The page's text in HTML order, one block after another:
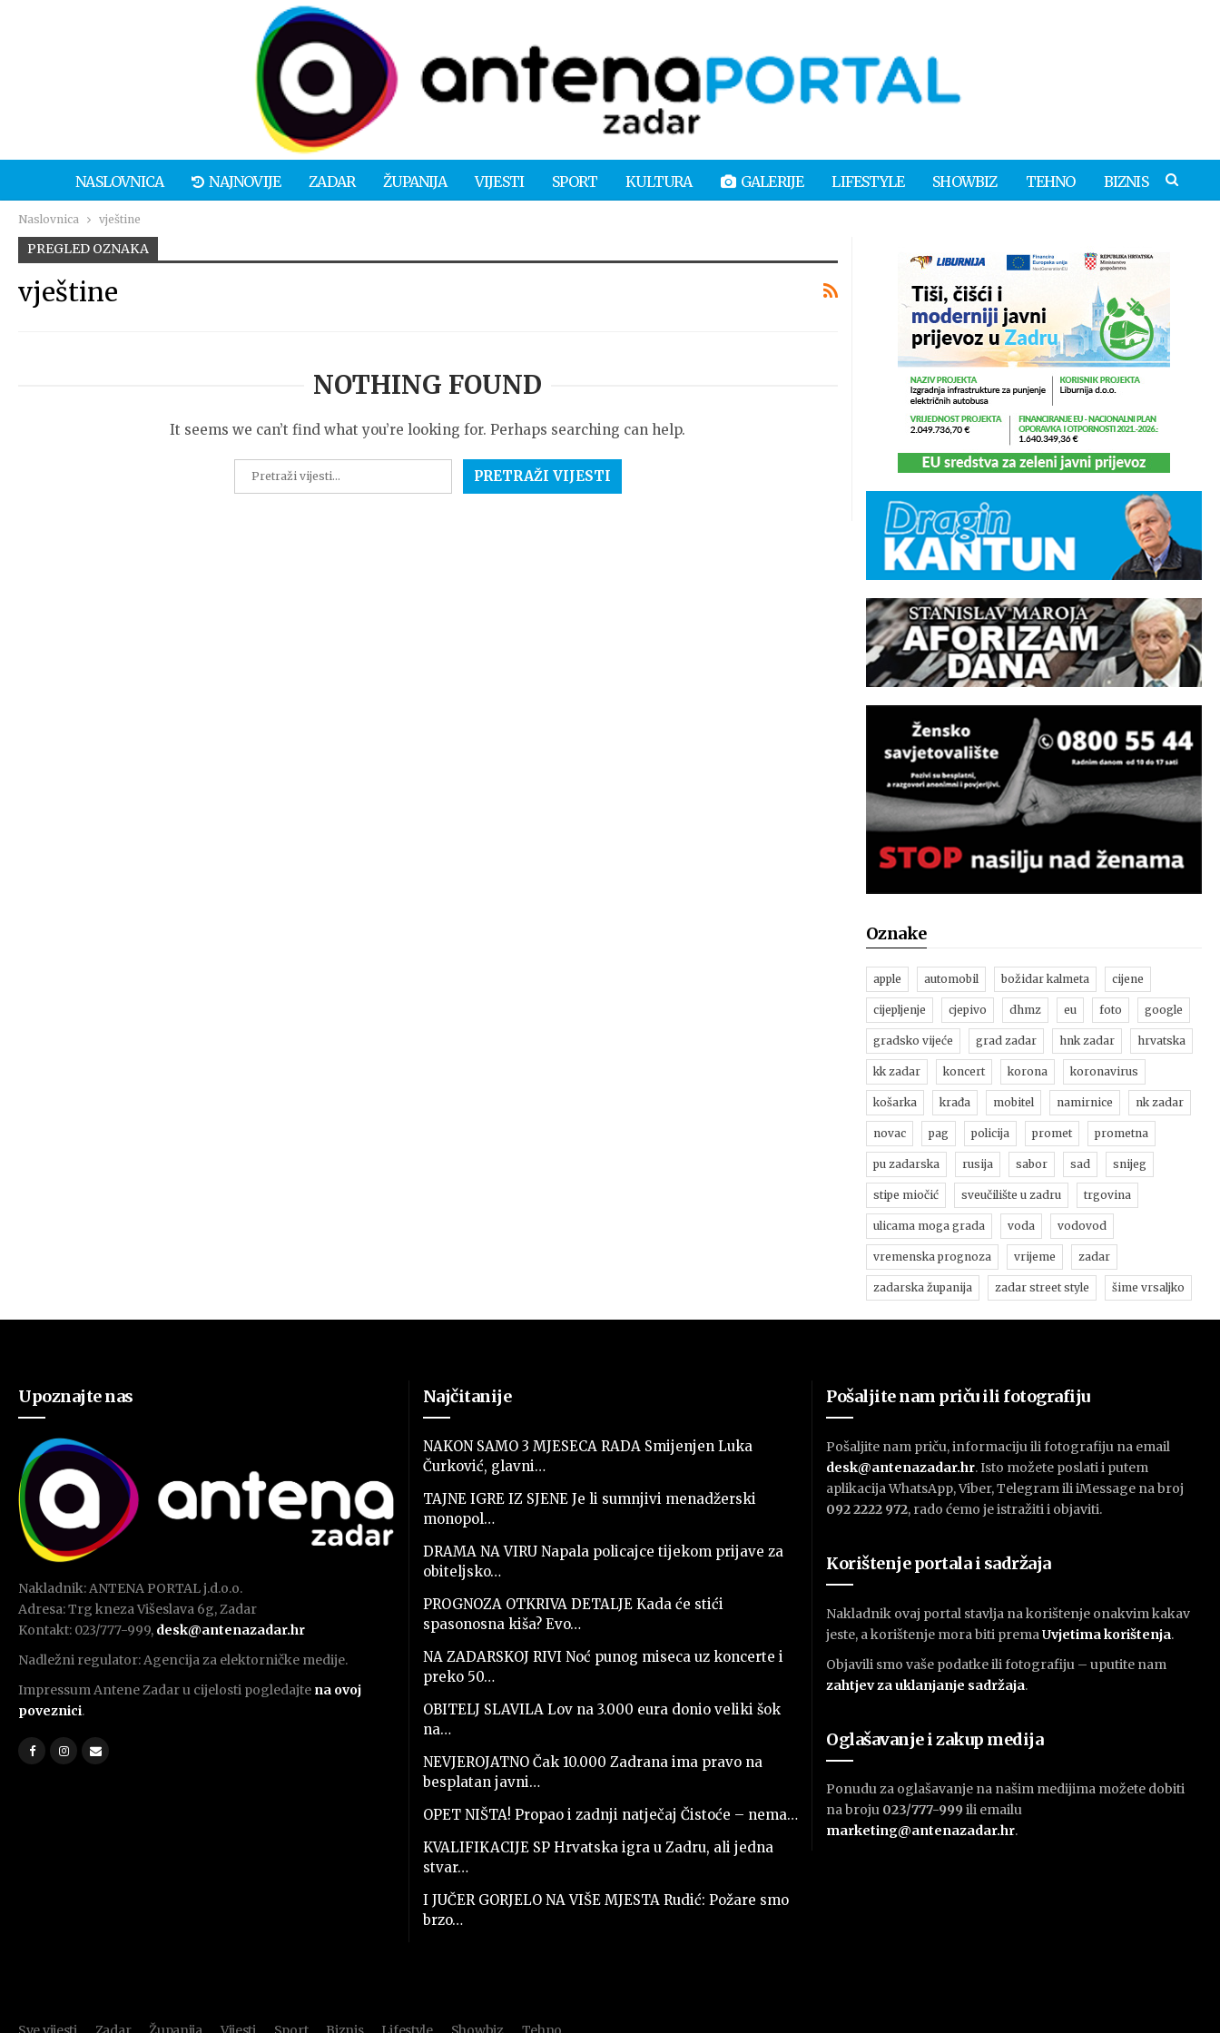
NASLOVNICA NAJNOVIJE ZADAR ŽUPANIJA VIJESTI SPORT KULTURA GALERIJE LIFESTYLE SHOWBIZ TEHNO BIZNIS
Naslovnica vještine
PREGLED OZNAKA
vještine
NOTHING FOUND
It seems we can’t find what you’re looking for. Perhaps searching can help.
Oznake
apple automobil božidar kalmeta cijene
cijepljenje cjepivo dhmz eu foto google
gradsko vijeće grad zadar hnk zadar hrvatska
kk zadar koncert korona koronavirus
košarka krađa mobitel namirnice nk zadar
novac pag policija promet prometna
pu zadarska rusija sabor sad snijeg
stipe miočić sveučilište u zadru trgovina
ulicama moga grada voda vodovod
vremenska prognoza vrijeme zadar
zadarska županija zadar street style šime vrsaljko
Upoznajte nas
Nakladnik: ANTENA PORTAL j.d.o.o.
Adresa: Trg kneza Višeslava 6g, Zadar
Kontakt: 023/777-999, desk@antenazadar.hr
Nadležni regulator: Agencija za elektorničke medije.
Impressum Antene Zadar u cijelosti pogledajte na ovoj
poveznici.
Najčitanije
NAKON SAMO 3 MJESECA RADA Smijenjen Luka
Čurković, glavni…
TAJNE IGRE IZ SJENE Je li sumnjivi menadžerski
monopol…
DRAMA NA VIRU Napala policajce tijekom prijave za
obiteljsko…
PROGNOZA OTKRIVA DETALJE Kada će stići
spasonosna kiša? Evo…
NA ZADARSKOJ RIVI Noć punog miseca uz koncerte i
preko 50…
OBITELJ SLAVILA Lov na 3.000 eura donio veliki šok
na…
NEVJEROJATNO Čak 10.000 Zadrana ima pravo na
besplatan javni…
OPET NIŠTA! Propao i zadnji natječaj Čistoće – nema…
KVALIFIKACIJE SP Hrvatska igra u Zadru, ali jedna
stvar…
I JUČER GORJELO NA VIŠE MJESTA Rudić: Požare smo
brzo…
Pošaljite nam priču ili fotografiju
Pošaljite nam priču, informaciju ili fotografiju na email
desk@antenazadar.hr. Isto možete poslati i putem
aplikacija WhatsApp, Viber, Telegram ili iMessage na broj
092 2222 972, rado ćemo je istražiti i objaviti.
Korištenje portala i sadržaja
Nakladnik ovaj portal stavlja na korištenje onakvim kakav
jeste, a korištenje mora biti premaUvjetima korištenja.
Objavili smo vaše podatke ili fotografiju – uputite nam
zahtjev za uklanjanje sadržaja.
Oglašavanje i zakup medija
Ponudu za oglašavanje na našim medijima možete dobiti
na broju 023/777-999 ili emailu
marketing@antenazadar.hr.